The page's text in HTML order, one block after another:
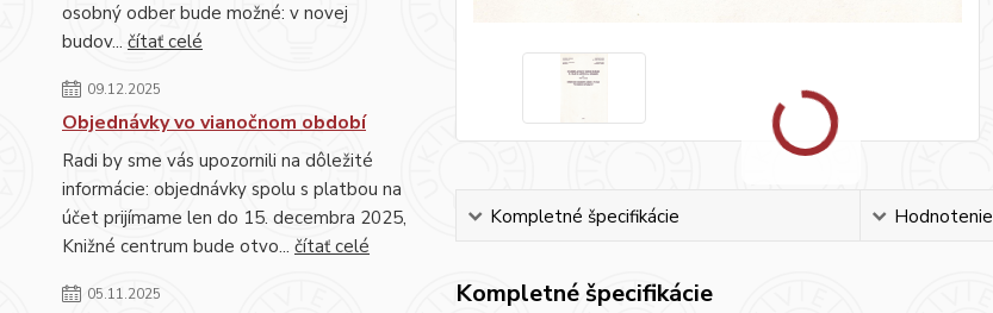
osobný odber bude možné: v novej
budov... čítať celé
09.12.2025
Objednávky vo vianočnom období
Radi by sme vás upozornili na dôležité
informácie: objednávky spolu s platbou na
účet prijímame len do 15. decembra 2025,
Knižné centrum bude otvo... čítať celé
05.11.2025
Kompletné špecifikácie Hodnotenie
Kompletné špecifikácie